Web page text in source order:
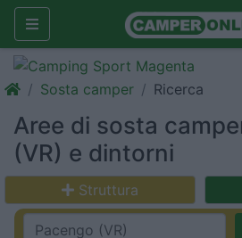
Sosta camper Ricerca
Aree di sosta
(VR) e dintorni
Struttura